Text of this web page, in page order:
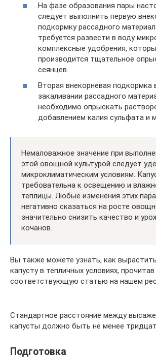
На фазе образования пары
следует выполнить первую
подкормку рассадного
требуется развести в воду
комплексные удобрения,
производится тщательное
сеянцев.
Вторая внекорневая подкормка
закаливании рассадного
необходимо опрыскать
добавлением калия сульфата и
Немаловажное значение при
этой овощной культурой следует
микроклиматическим условиям.
требовательна к освещению и
теплицы. Любые изменения этих
негативно сказаться на росте
значительно снизить качество и
кочанов.
Вы также можете узнать, как
капусту в тепличных условиях, прочитав
соответствующую статью на нашем
Стандартное расстояние между
капусты должно быть не менее
Подготовка